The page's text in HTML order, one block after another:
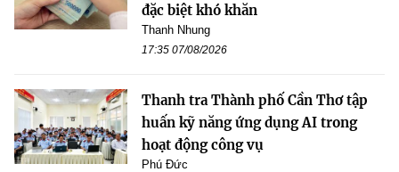
đặc biệt khó khăn
Thanh Nhung
17:35 07/08/2026
Thanh tra Thành phố Cần Thơ tập
huấn kỹ năng ứng dụng AI trong
hoạt động công vụ
Phú Đức